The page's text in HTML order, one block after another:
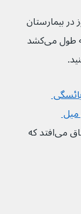
در بیمارستان
بستری شوید. بهبودی کامل حدود ۶ تا ۸ هفته طول می‌کشد
یائسگی
. این معمولا فقط در صورتی اتفاق می‌افتد که